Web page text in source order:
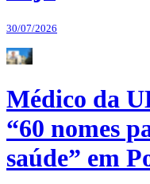
30/07/2026
Médico da
“60 nomes
saúde” em